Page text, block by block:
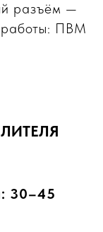
разъём —
работы: ПВМ
30–45